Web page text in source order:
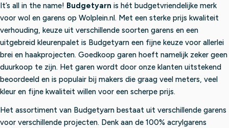
E
€
1
,
2
E
€
1
,
2
It’s all in the name! Budgetyarn is hét budgetvriendelijke merk
voor wol en garens op Wolplein.nl. Met een sterke prijs kwaliteit
verhouding, keuze uit verschillende soorten garens en een
uitgebreid kleurenpalet is Budgetyarn een fijne keuze voor allerlei
brei en haakprojecten. Goedkoop garen hoeft namelijk zeker geen
duurkoop te zijn. Het garen wordt door onze klanten uitstekend
beoordeeld en is populair bij makers die graag veel meters, veel
kleur en fijne kwaliteit willen voor een scherpe prijs.
Het assortiment van Budgetyarn bestaat uit verschillende garens
voor verschillende projecten. Denk aan de 100% acrylgarens